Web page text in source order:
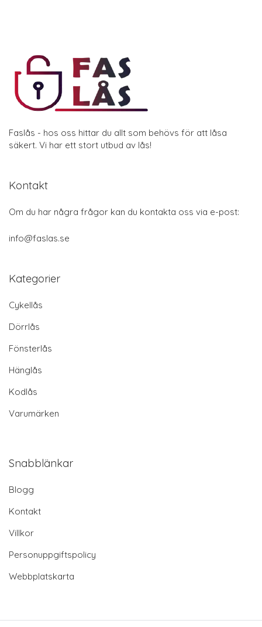
Faslås - hos oss hittar du allt som behövs för att låsa
säkert. Vi har ett stort utbud av lås!
Kontakt
Om du har några frågor kan du kontakta oss via e-post:
info@faslas.se
Kategorier
Cykellås
Dörrlås
Fönsterlås
Hänglås
Kodlås
Varumärken
Snabblänkar
Blogg
Kontakt
Villkor
Personuppgiftspolicy
Webbplatskarta